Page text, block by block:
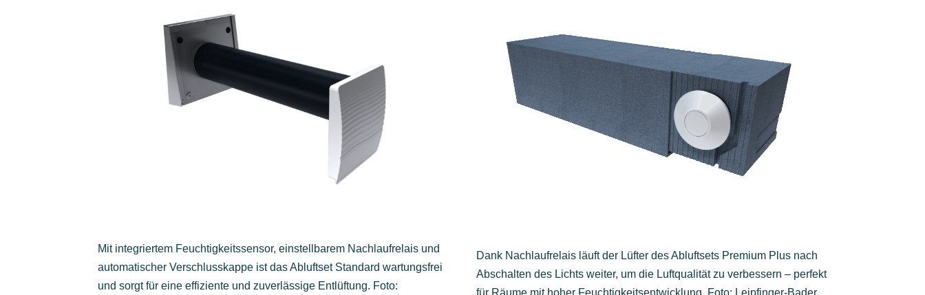
Mit integriertem Feuchtigkeitssensor, einstellbarem Nachlaufrelais und
automatischer Verschlusskappe ist das Abluftset Standard wartungsfrei
und sorgt für eine effiziente und zuverlässige Entlüftung. Foto:
Dank Nachlaufrelais läuft der Lüfter des Abluftsets Premium Plus nach
Abschalten des Lichts weiter, um die Luftqualität zu verbessern – perfekt